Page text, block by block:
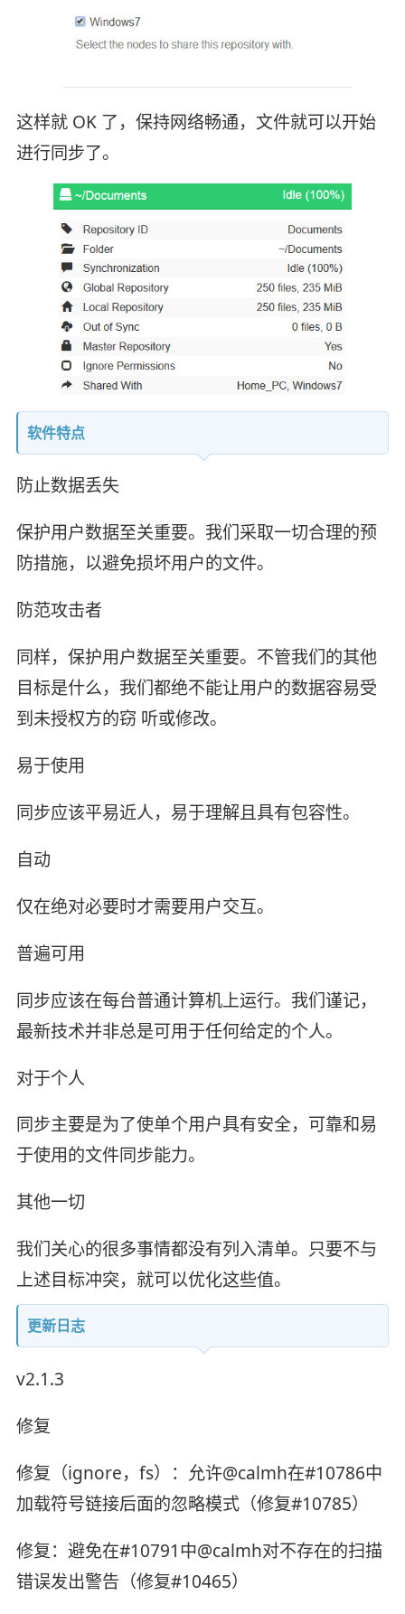
这样就 OK 了，保持网络畅通，文件就可以开始
进行同步了。
软件特点
防止数据丢失
保护用户数据至关重要。我们采取一切合理的预
防措施，以避免损坏用户的文件。
防范攻击者
同样，保护用户数据至关重要。不管我们的其他
目标是什么，我们都绝不能让用户的数据容易受
到未授权方的窃 听或修改。
易于使用
同步应该平易近人，易于理解且具有包容性。
自动
仅在绝对必要时才需要用户交互。
普遍可用
同步应该在每台普通计算机上运行。我们谨记，
最新技术并非总是可用于任何给定的个人。
对于个人
同步主要是为了使单个用户具有安全，可靠和易
于使用的文件同步能力。
其他一切
我们关心的很多事情都没有列入清单。只要不与
上述目标冲突，就可以优化这些值。
更新日志
v2.1.3
修复
修复（ignore，fs）：允许@calmh在#10786中
加载符号链接后面的忽略模式（修复#10785）
修复：避免在#10791中@calmh对不存在的扫描
错误发出警告（修复#10465）